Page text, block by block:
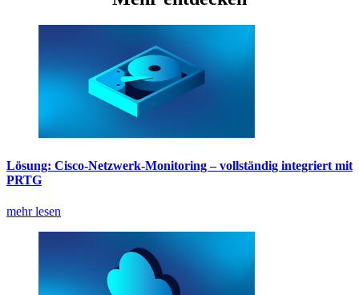
Lösung: Cisco-Netzwerk-Monitoring – vollständig integriert mit
PRTG
mehr lesen